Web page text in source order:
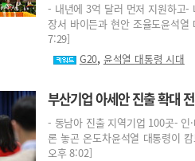
- 내년에 3억 달러 먼저 지원하고
장서 바이든과 현안 조율도윤석
7:29]
G20, 윤석열 대통령 시대
부산기업 아세안 진출 확대
- 동남아 진출 지역기업 100곳- 인
론 놓곤 온도차윤석열 대통령이
오후 8:02]